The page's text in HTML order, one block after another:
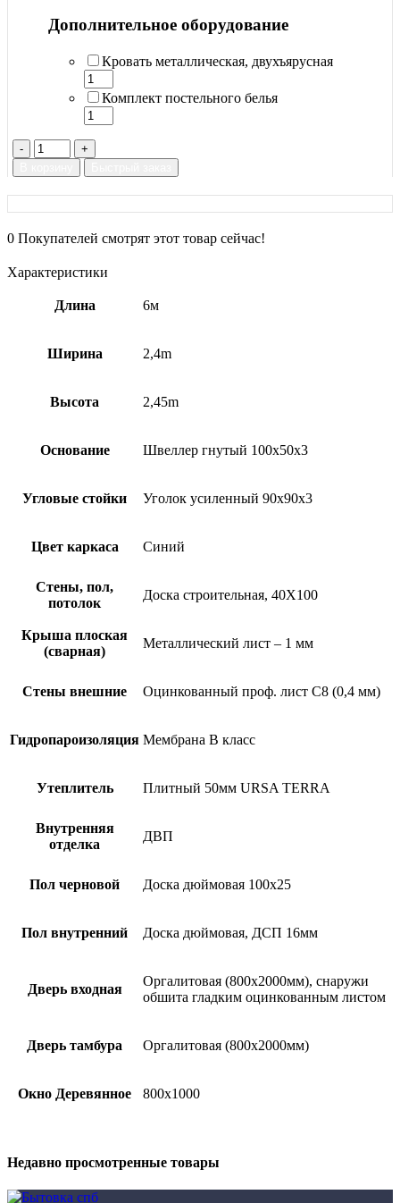
Дополнительное оборудование
Кровать металлическая, двухъярусная
Комплект постельного белья
Количество
товара
Блок-
контейнер
складской
0 Покупателей смотрят этот товар сейчас!
Характеристики
Длина 6м
Ширина 2,4m
Высота 2,45m
Основание Швеллер гнутый 100х50х3
Угловые стойки Уголок усиленный 90х90х3
Цвет каркаса Синий
Стены, пол,
потолок
Доска строительная, 40Х100
Крыша плоская
(сварная)
Металлический лист – 1 мм
Стены внешние Оцинкованный проф. лист С8 (0,4 мм)
Гидропароизоляция Мембрана B класс
Утеплитель Плитный 50мм URSA TERRA
Внутренняя
отделка
ДВП
Пол черновой Доска дюймовая 100х25
Пол внутренний Доска дюймовая, ДСП 16мм
Дверь входная
Оргалитовая (800х2000мм), снаружи
обшита гладким оцинкованным листом
Дверь тамбура Оргалитовая (800х2000мм)
Окно Деревянное 800х1000
Недавно просмотренные товары